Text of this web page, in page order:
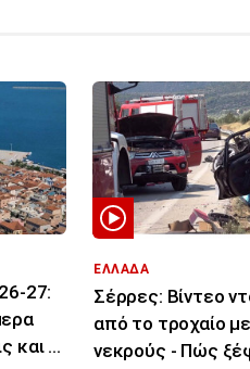
27:
και οι
ΕΛΛΑΔΑ
Σέρρες: Βίντεο
από το τροχαίο
νεκρούς - Πώς